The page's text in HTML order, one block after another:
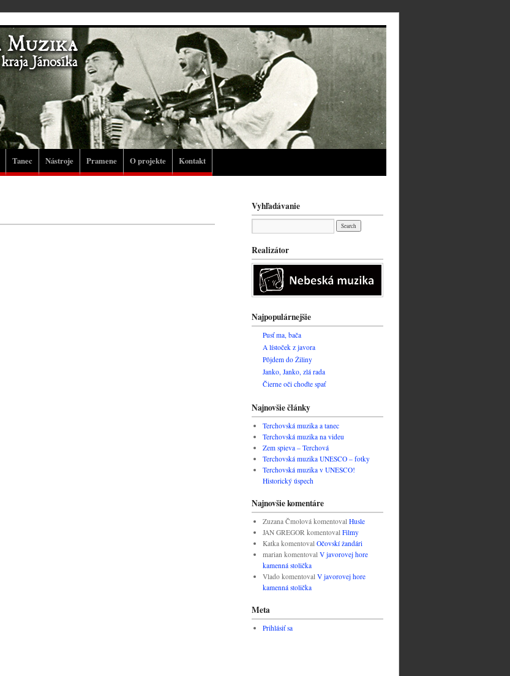
Tanec Nástroje Pramene O projekte Kontakt
Vyhľadávanie
Realizátor
Najpopulárnejšie
Pusť ma, bača
A lístoček z javora
Pôjdem do Žiliny
Janko, Janko, zlá rada
Čierne oči choďte spať
Najnovšie články
Terchovská muzika a tanec
Terchovská muzika na videu
Zem spieva – Terchová
Terchovská muzika UNESCO – fotky
Terchovská muzika v UNESCO!
Historický úspech
Najnovšie komentáre
Zuzana Čmolová komentoval Husle
JAN GREGOR komentoval Filmy
Katka komentoval Očovskí žandári
marian komentoval V javorovej hore
kamenná stolička
Vlado komentoval V javorovej hore
kamenná stolička
Meta
Prihlásiť sa